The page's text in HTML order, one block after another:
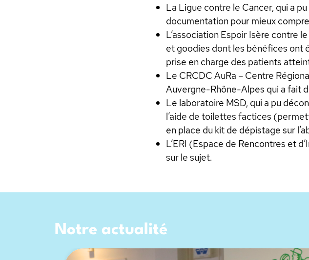
La Ligue contre le Cancer, qui a
documentation pour mieux
L’association Espoir Isère contre
et goodies dont les bénéfices ont
prise en charge des patients
Le CRCDC AuRa – Centre
Auvergne-Rhône-Alpes qui a fait
Le laboratoire MSD, qui a pu
l’aide de toilettes factices
en place du kit de dépistage sur
L’ERI (Espace de Rencontres et
sur le sujet.
Notre actualité